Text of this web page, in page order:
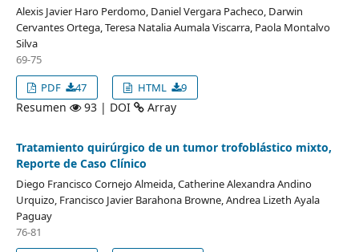
Alexis Javier Haro Perdomo, Daniel Vergara Pacheco, Darwin
Cervantes Ortega, Teresa Natalia Aumala Viscarra, Paola Montalvo
Silva
69-75
PDF
47 HTML 9
Resumen 93 | DOI Array
Tratamiento quirúrgico de un tumor trofoblástico mixto,
Reporte de Caso Clínico
Diego Francisco Cornejo Almeida, Catherine Alexandra Andino
Urquizo, Francisco Javier Barahona Browne, Andrea Lizeth Ayala
Paguay
76-81